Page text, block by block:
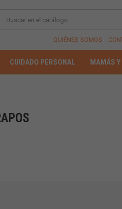
QUIÉNES SOMOS
CUIDADO PERSONAL MAMÁS Y